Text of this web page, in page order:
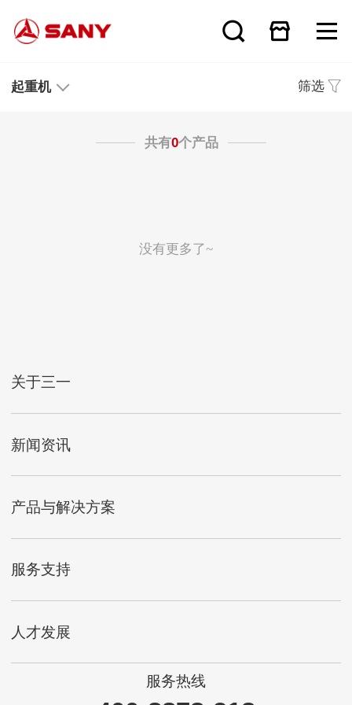
起重机 筛选
共有0个产品
没有更多了~
关于三一
新闻资讯
产品与解决方案
服务支持
人才发展
服务热线